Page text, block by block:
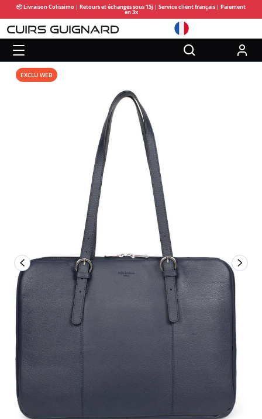
📦 Livraison Colissimo | Retours et échanges sous 15j | Service client français | Paiement
en 3x
EXCLU WEB